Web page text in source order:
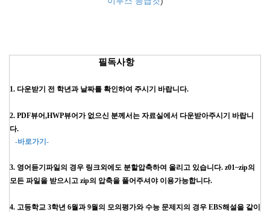
필독사항
1. 다운받기 전 학년과 날짜를 확인하여 주시기 바랍니다.
2. PDF뷰어,HWP뷰어가 없으신 분께서는 자료실에서 다운받아주시기 바랍니
다.
-바로가기-
3. 영어듣기파일의 경우 링크외에도 분할압축하여 올리고 있습니다. z01~zip의
모든 파일을 받으시고 zip의 압축을 풀어주셔야 이용가능합니다.
4. 고등학교 3학년 6월과 9월의 모의평가와 수능 문제지의 경우 EBS해설을 같이